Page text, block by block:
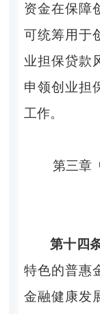
资金在保障
可统筹用于
业担保贷款
申领创业担
工作。
第三章
第十四
特色的普惠
金融健康发